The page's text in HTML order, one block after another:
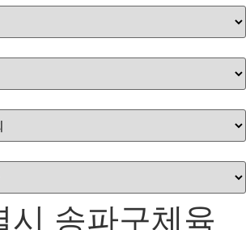
시 송파구체육